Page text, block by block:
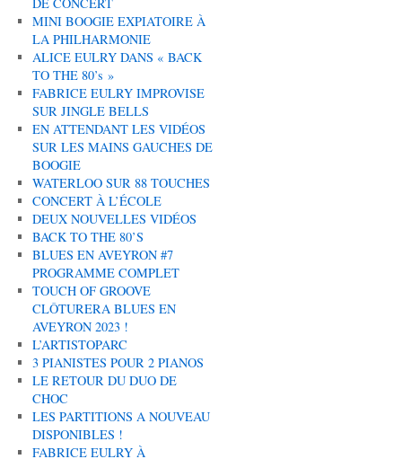
DE CONCERT
MINI BOOGIE EXPIATOIRE À
LA PHILHARMONIE
ALICE EULRY DANS « BACK
TO THE 80’s »
FABRICE EULRY IMPROVISE
SUR JINGLE BELLS
EN ATTENDANT LES VIDÉOS
SUR LES MAINS GAUCHES DE
BOOGIE
WATERLOO SUR 88 TOUCHES
CONCERT À L’ÉCOLE
DEUX NOUVELLES VIDÉOS
BACK TO THE 80’S
BLUES EN AVEYRON #7
PROGRAMME COMPLET
TOUCH OF GROOVE
CLÔTURERA BLUES EN
AVEYRON 2023 !
L’ARTISTOPARC
3 PIANISTES POUR 2 PIANOS
LE RETOUR DU DUO DE
CHOC
LES PARTITIONS A NOUVEAU
DISPONIBLES !
FABRICE EULRY À